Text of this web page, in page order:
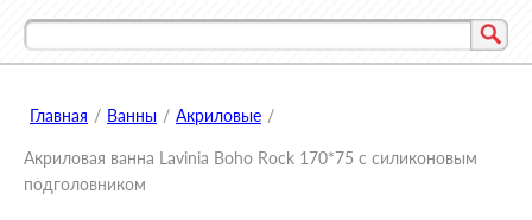
Главная / Ванны / Акриловые /
Акриловая ванна Lavinia Boho Rock 170*75 с силиконовым
подголовником